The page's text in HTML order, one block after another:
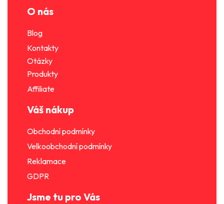
O nás
Blog
Kontakty
Otázky
Produkty
Affiliate
Váš nákup
Obchodní podmínky
Velkoobchodní podmínky
Reklamace
GDPR
Jsme tu pro Vás